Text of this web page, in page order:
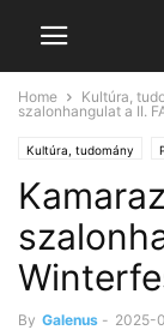
Home Kultúra,
szalonhangulat a II.
Kultúra, tudomány
By Galenus - 2025-